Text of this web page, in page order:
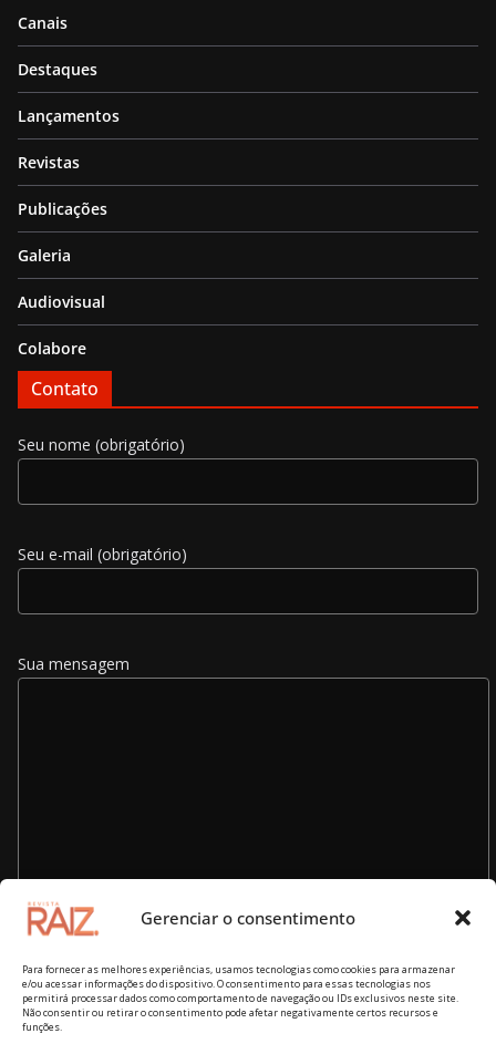
Gerenciar o consentimento
Para fornecer as melhores experiências, usamos tecnologias como cookies para armazenar
e/ou acessar informações do dispositivo. O consentimento para essas tecnologias nos
permitirá processar dados como comportamento de navegação ou IDs exclusivos neste site.
Não consentir ou retirar o consentimento pode afetar negativamente certos recursos e
funções.
Canais
Destaques
Lançamentos
Revistas
Publicações
Galeria
Audiovisual
Colabore
Contato
Seu nome (obrigatório)
Seu e-mail (obrigatório)
Sua mensagem